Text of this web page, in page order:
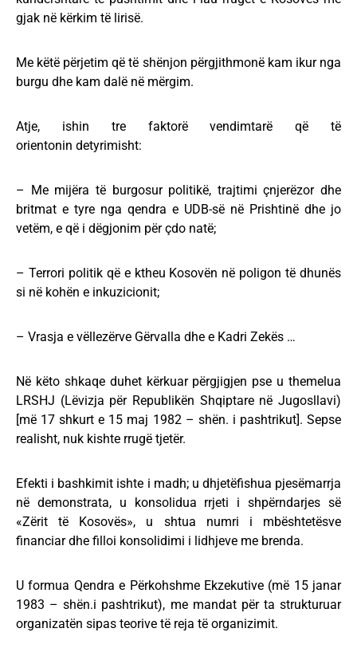
gjak në kërkim të lirisë.
Me këtë përjetim që të shënjon përgjithmonë kam ikur nga
burgu dhe kam dalë në mërgim.
Atje, ishin tre faktorë vendimtarë që të
orientonin detyrimisht:
– Me mijëra të burgosur politikë, trajtimi çnjerëzor dhe
britmat e tyre nga qendra e UDB-së në Prishtinë dhe jo
vetëm, e që i dëgjonim për çdo natë;
– Terrori politik që e ktheu Kosovën në poligon të dhunës
si në kohën e inkuzicionit;
– Vrasja e vëllezërve Gërvalla dhe e Kadri Zekës …
Në këto shkaqe duhet kërkuar përgjigjen pse u themelua
LRSHJ (Lëvizja për Republikën Shqiptare në Jugosllavi)
[më 17 shkurt e 15 maj 1982 – shën. i pashtrikut]. Sepse
realisht, nuk kishte rrugë tjetër.
Efekti i bashkimit ishte i madh; u dhjetëfishua pjesëmarrja
në demonstrata, u konsolidua rrjeti i shpërndarjes së
«Zërit të Kosovës», u shtua numri i mbështetësve
financiar dhe filloi konsolidimi i lidhjeve me brenda.
U formua Qendra e Përkohshme Ekzekutive (më 15 janar
1983 – shën.i pashtrikut), me mandat për ta strukturuar
organizatën sipas teorive të reja të organizimit.